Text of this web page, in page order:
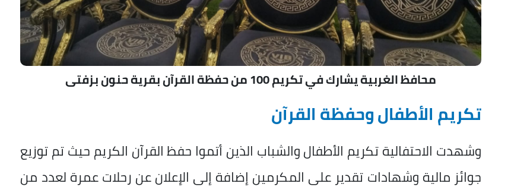
محافظ الغربية يشارك في تكريم 100 من حفظة القرآن بقرية حنون بزفتى
تكريم الأطفال وحفظة القرآن
وشهدت الاحتفالية تكريم الأطفال والشباب الذين أتموا حفظ القرآن الكريم حيث تم توزيع
جوائز مالية وشهادات تقدير على المكرمين إضافة إلى الإعلان عن رحلات عمرة لعدد من